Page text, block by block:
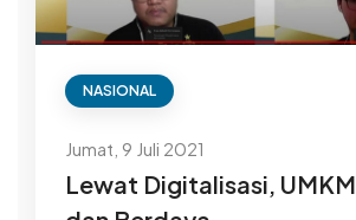
NASIONAL
Jumat, 9 Juli 2021
Lewat Digitalisasi,